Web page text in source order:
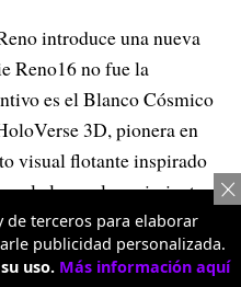
introduce una nueva
Reno16 no fue la
es el Blanco Cósmico
3D, pionera en
visual flotante inspirado
la luz y el movimiento.
que reconstruyen la
genera una sensación de
de terceros para elaborar
publicidad personalizada.
uso. Más información aquí